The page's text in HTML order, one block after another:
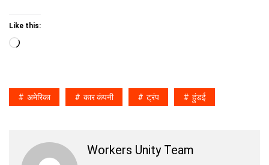
Like this:
Loading…
अमेरिका कार कंपनी ट्रंप हुंडई
Workers Unity Team